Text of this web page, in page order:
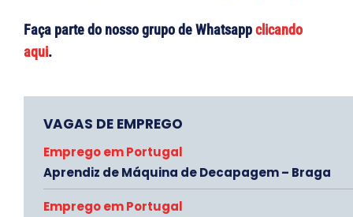
Faça parte do nosso grupo de Whatsappclicando
aqui.
VAGAS DE EMPREGO
Emprego em Portugal
Aprendiz de Máquina de Decapagem – Braga
Emprego em Portugal